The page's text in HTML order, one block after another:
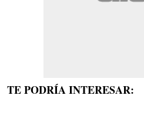
TE PODRÍA INTERESAR: